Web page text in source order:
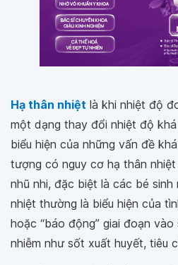
Hạ thân nhiệt là khi nhiệt độ
một dạng thay đổi nhiệt độ
biểu hiện của những vấn đề
tượng có nguy cơ hạ thân
nhũ nhi, đặc biệt là các bé sinh
nhiệt thường là biểu hiện của
hoặc “báo động” giai đoạn
nhiễm như sốt xuất huyết, tiêu